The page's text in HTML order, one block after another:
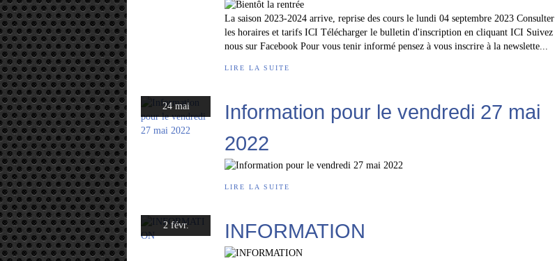
La saison 2023-2024 arrive, reprise des cours le lundi 04 septembre 2023 Consulter
les horaires et tarifs ICI Télécharger le bulletin d'inscription en cliquant ICI Suivez
nous sur Facebook Pour vous tenir informé pensez à vous inscrire à la newslette...
LIRE LA SUITE
24 mai
Information pour le vendredi 27 mai
2022
LIRE LA SUITE
2 févr. INFORMATION